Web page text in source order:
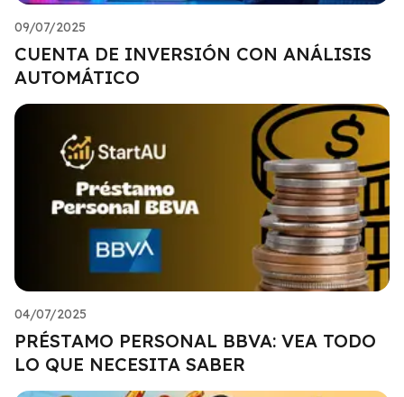
09/07/2025
CUENTA DE INVERSIÓN CON ANÁLISIS
AUTOMÁTICO
04/07/2025
PRÉSTAMO PERSONAL BBVA: VEA TODO
LO QUE NECESITA SABER